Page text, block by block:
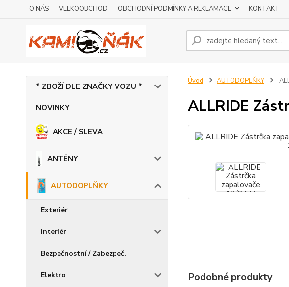
O NÁS VELKOOBCHOD OBCHODNÍ PODMÍNKY A REKLAMACE KONTAKT
* ZBOŽÍ DLE ZNAČKY VOZU *
NOVINKY
AKCE / SLEVA
ANTÉNY
AUTODOPLŇKY
Exteriér
Interiér
Bezpečnostní / Zabezpeč.
Elektro
Úvod AUTODOPLŇKY
ALLRIDE
Podobné produkty